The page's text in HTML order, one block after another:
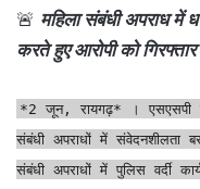
🚨 महिला संबंधी अपराध में
करते हुए आरोपी को
*2 जून, रायगढ़* । एसएसपी
संबंधी अपराधों में संवेदनशीलता
संबंधी अपराधों में पुलिस वर्दी